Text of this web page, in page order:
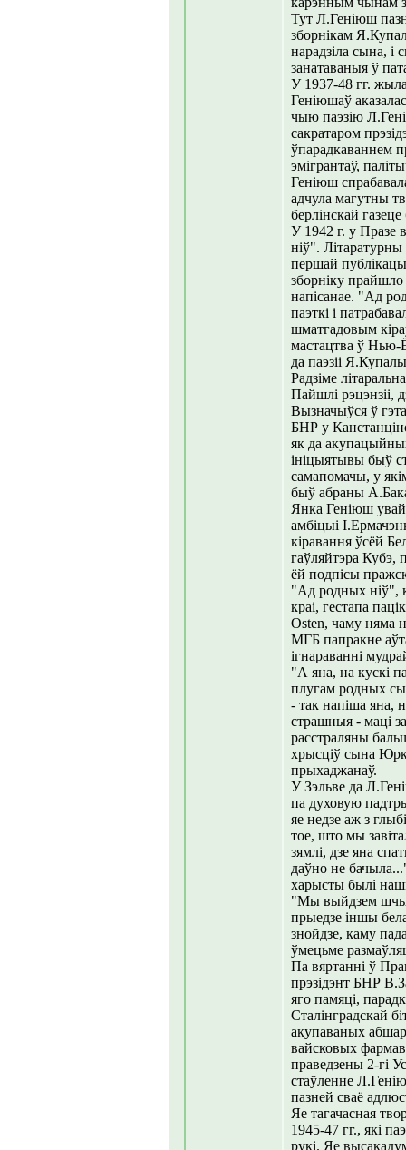
Тут Л.Геніюш
зборнікам
нарадзіла сына,
занатаваныя ў
У 1937-48 гг.
Геніюшаў
чыю паэзію
сакратаром
ўпарадкаваннем
эмігрантаў,
Геніюш
адчула магутны
берлінскай
У 1942 г. у Празе
ніў".
першай
зборніку прайшло
напісанае. "Ад
паэткі і
шматгадовым
мастацтва ў Нью-
да паэзіі
Радзіме
Пайшлі рэцэнзіі,
Вызначыўся ў
БНР у
як да
ініцыятывы быў
самапомачы, у
быў абраны
Янка Геніюш
амбіцыі
кіравання ўсёй
гаўляйтэра Кубэ,
ёй подпісы
"Ад родных ніў",
краі, гестапа
Osten, чаму няма
МГБ папракне
ігнараванні
"А яна, на кускі
плугам родных
- так напіша яна,
страшныя - маці
расстраляны
хрысціў сына
прыхаджанаў.
У Зэльве да
па духовую
яе недзе аж з
тое, што мы
зямлі, дзе яна
даўно не
харысты былі
"Мы выйдзем
прыедзе іншы
знойдзе, каму
ўмецьме
Па вяртанні ў
прэзідэнт БНР
яго памяці,
Сталінградскай
акупаваных
вайсковых
праведзены 2-гі
стаўленне
пазней сваё
Яе тагачасная
1945-47 гг., які
рукі. Яе